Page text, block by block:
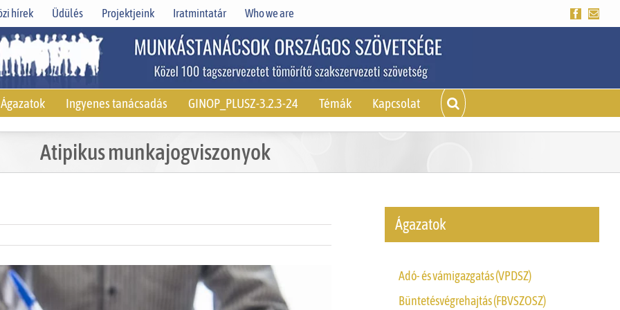
hírek Üdülés Projektjeink Iratmintatár Who we are Facebook
Ágazatok Ingyenes tanácsadás GINOP_PLUSZ-3.2.3-24 Témák Kapcsolat
Atipikus munkajogviszonyok
Ágazatok
Adó- és vámigazgatás (VPDSZ)
Büntetésvégrehajtás (FBVSZOSZ)